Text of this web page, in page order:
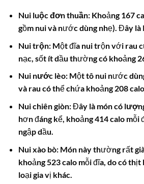
Nui luộc đơn thuần: Khoảng 167
gồm nui và nước dùng nhẹ). Đây
Nui trộn: Một đĩa nui trộn với rau
nạc, sốt ít dầu thường có khoảng
Nui nước lèo: Một tô nui nước
và rau có thể chứa khoảng 208
Nui chiên giòn: Đây là món có
hơn đáng kể, khoảng 414 calo mỗi
ngập dầu.
Nui xào bò: Món này thường rất
khoảng 523 calo mỗi đĩa, do có thịt
loại gia vị khác.